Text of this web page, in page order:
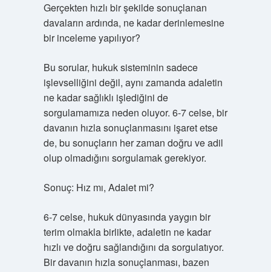
Gerçekten hızlı bir şekilde sonuçlanan
davaların ardında, ne kadar derinlemesine
bir inceleme yapılıyor?
Bu sorular, hukuk sisteminin sadece
işlevselliğini değil, aynı zamanda adaletin
ne kadar sağlıklı işlediğini de
sorgulamamıza neden oluyor. 6-7 celse, bir
davanın hızla sonuçlanmasını işaret etse
de, bu sonuçların her zaman doğru ve adil
olup olmadığını sorgulamak gerekiyor.
Sonuç: Hız mı, Adalet mi?
6-7 celse, hukuk dünyasında yaygın bir
terim olmakla birlikte, adaletin ne kadar
hızlı ve doğru sağlandığını da sorgulatıyor.
Bir davanın hızla sonuçlanması, bazen